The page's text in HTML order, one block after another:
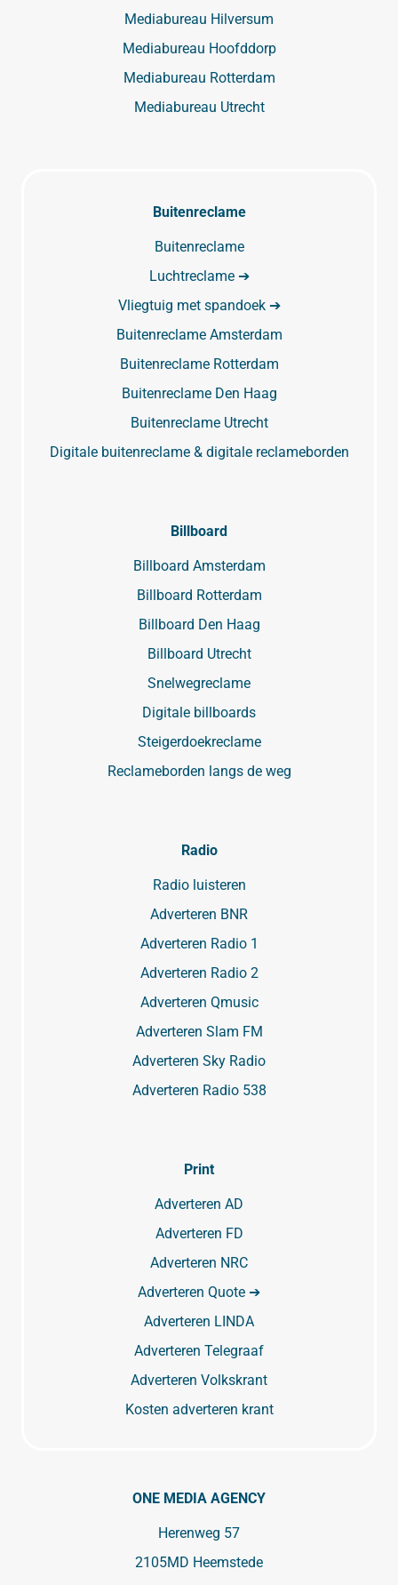
Mediabureau Hilversum
Mediabureau Hoofddorp
Mediabureau Rotterdam
Mediabureau Utrecht
Buitenreclame
Buitenreclame
Luchtreclame ➔
Vliegtuig met spandoek ➔
Buitenreclame Amsterdam
Buitenreclame Rotterdam
Buitenreclame Den Haag
Buitenreclame Utrecht
Digitale buitenreclame & digitale reclameborden
Billboard
Billboard Amsterdam
Billboard Rotterdam
Billboard Den Haag
Billboard Utrecht
Snelwegreclame
Digitale billboards
Steigerdoekreclame
Reclameborden langs de weg
Radio
Radio luisteren
Adverteren BNR
Adverteren Radio 1
Adverteren Radio 2
Adverteren Qmusic
Adverteren Slam FM
Adverteren Sky Radio
Adverteren Radio 538
Print
Adverteren AD
Adverteren FD
Adverteren NRC
Adverteren Quote ➔
Adverteren LINDA
Adverteren Telegraaf
Adverteren Volkskrant
Kosten adverteren krant
ONE MEDIA AGENCY
Herenweg 57
2105MD Heemstede